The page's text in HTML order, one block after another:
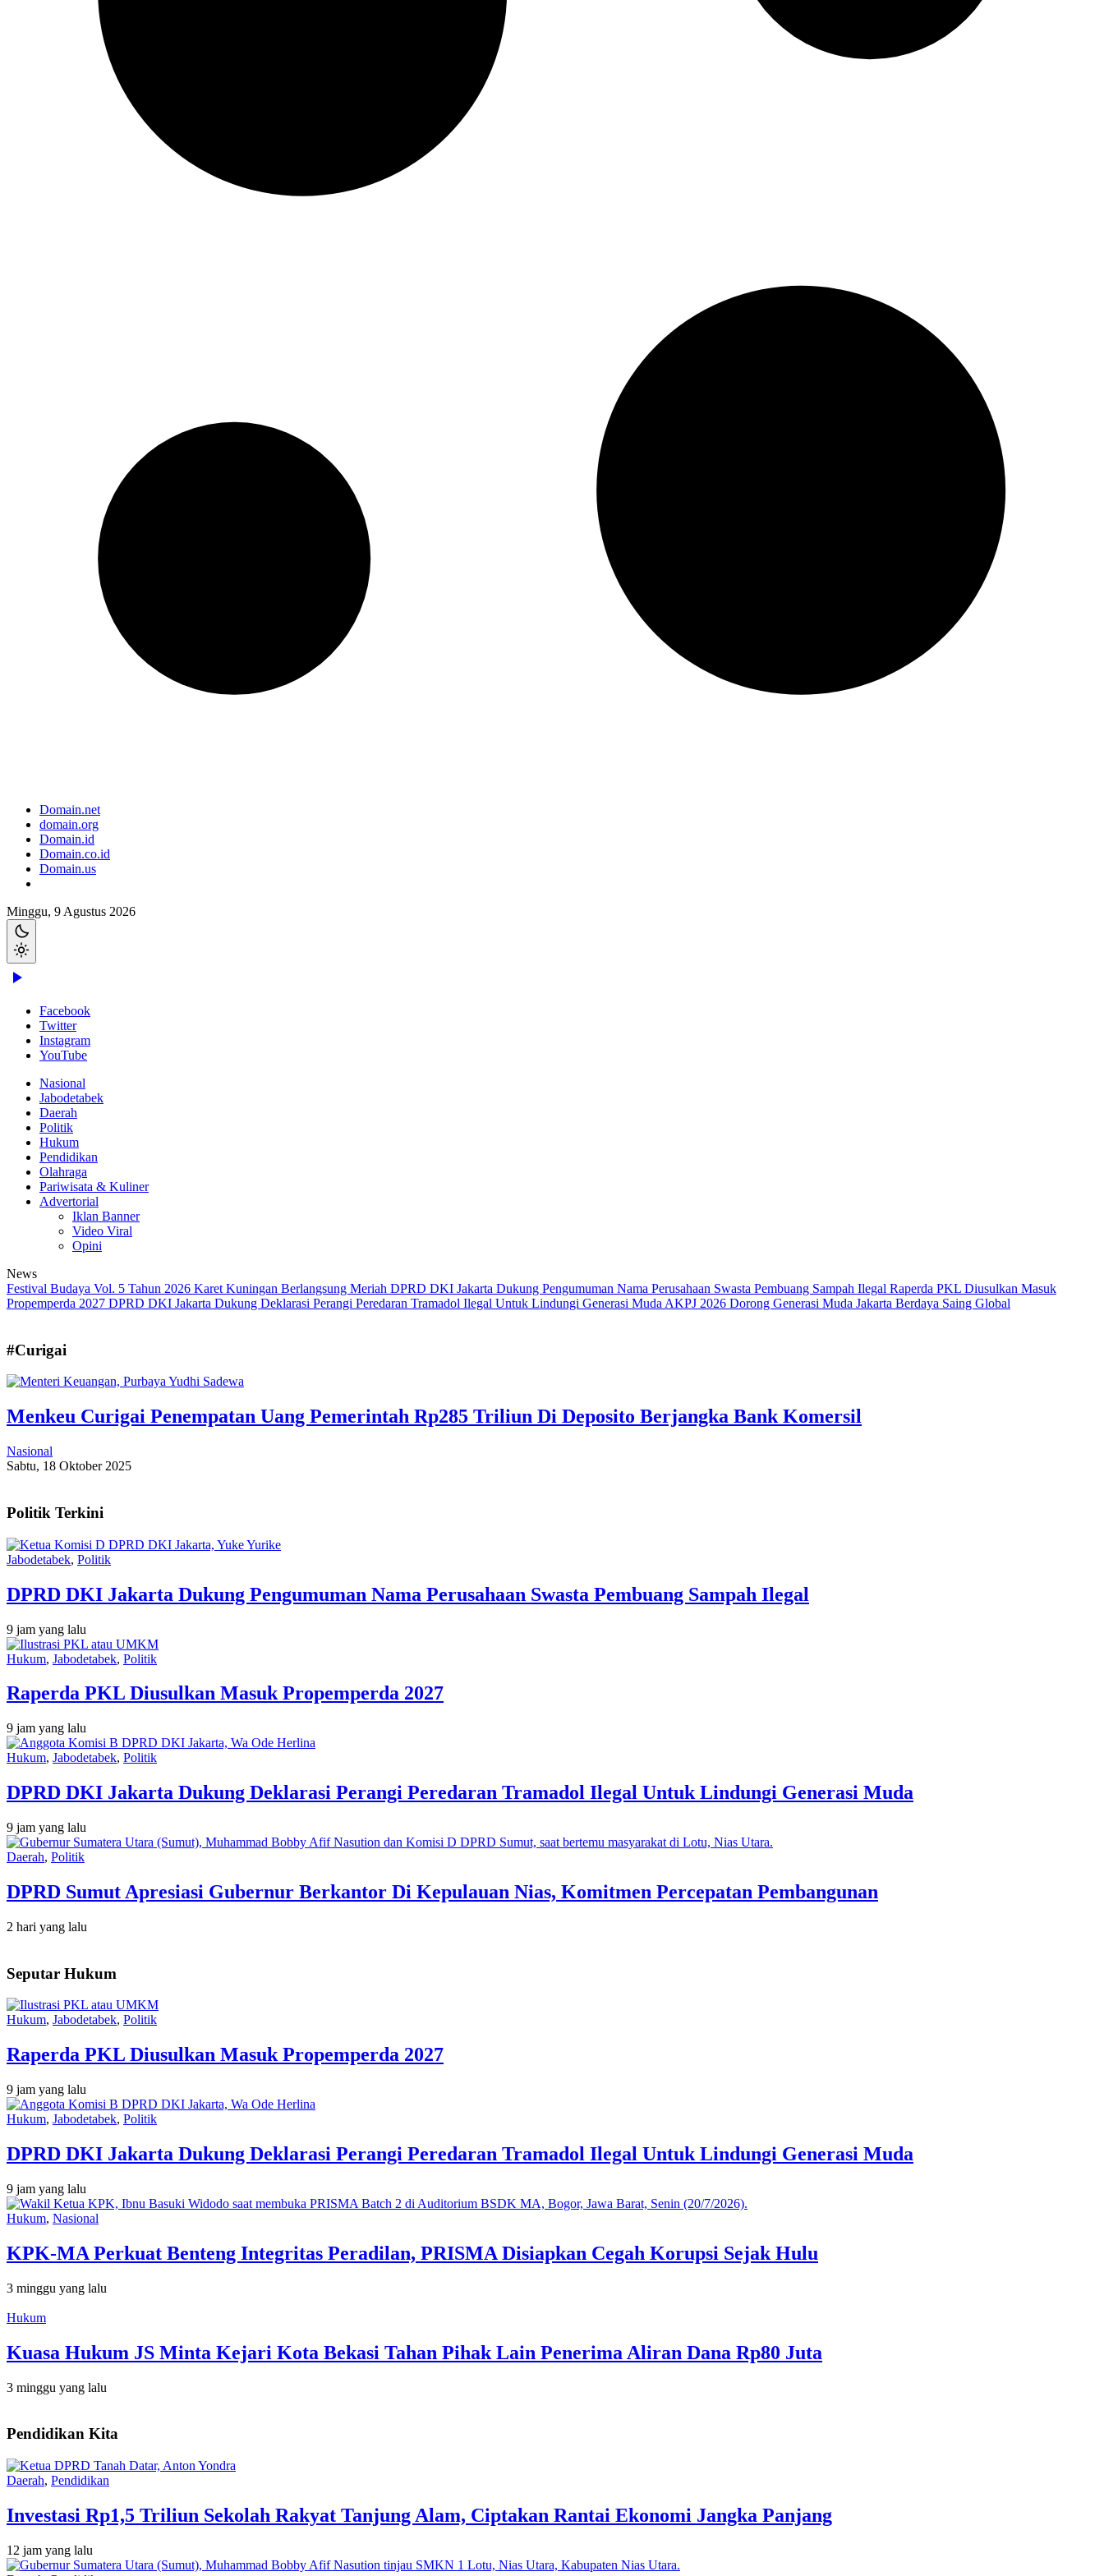
Domain.net
domain.org
Domain.id
Domain.co.id
Domain.us
Minggu, 9 Agustus 2026
Facebook
Twitter
Instagram
YouTube
Nasional
Jabodetabek
Daerah
Politik
Hukum
Pendidikan
Olahraga
Pariwisata & Kuliner
Advertorial
Iklan Banner
Video Viral
Opini
News
Festival Budaya Vol. 5 Tahun 2026 Karet Kuningan Berlangsung Meriah DPRD DKI Jakarta Dukung Pengumuman Nama Perusahaan Swasta Pembuang Sampah Ilegal Raperda PKL Diusulkan Masuk
Propemperda 2027 DPRD DKI Jakarta Dukung Deklarasi Perangi Peredaran Tramadol Ilegal Untuk Lindungi Generasi Muda AKPJ 2026 Dorong Generasi Muda Jakarta Berdaya Saing Global
#Curigai
Menkeu Curigai Penempatan Uang Pemerintah Rp285 Triliun Di Deposito Berjangka Bank Komersil
Nasional
Sabtu, 18 Oktober 2025
Politik Terkini
Jabodetabek, Politik
DPRD DKI Jakarta Dukung Pengumuman Nama Perusahaan Swasta Pembuang Sampah Ilegal
9 jam yang lalu
Hukum, Jabodetabek, Politik
Raperda PKL Diusulkan Masuk Propemperda 2027
9 jam yang lalu
Hukum, Jabodetabek, Politik
DPRD DKI Jakarta Dukung Deklarasi Perangi Peredaran Tramadol Ilegal Untuk Lindungi Generasi Muda
9 jam yang lalu
Daerah, Politik
DPRD Sumut Apresiasi Gubernur Berkantor Di Kepulauan Nias, Komitmen Percepatan Pembangunan
2 hari yang lalu
Seputar Hukum
Hukum, Jabodetabek, Politik
Raperda PKL Diusulkan Masuk Propemperda 2027
9 jam yang lalu
Hukum, Jabodetabek, Politik
DPRD DKI Jakarta Dukung Deklarasi Perangi Peredaran Tramadol Ilegal Untuk Lindungi Generasi Muda
9 jam yang lalu
Hukum, Nasional
KPK-MA Perkuat Benteng Integritas Peradilan, PRISMA Disiapkan Cegah Korupsi Sejak Hulu
3 minggu yang lalu
Hukum
Kuasa Hukum JS Minta Kejari Kota Bekasi Tahan Pihak Lain Penerima Aliran Dana Rp80 Juta
3 minggu yang lalu
Pendidikan Kita
Daerah, Pendidikan
Investasi Rp1,5 Triliun Sekolah Rakyat Tanjung Alam, Ciptakan Rantai Ekonomi Jangka Panjang
12 jam yang lalu